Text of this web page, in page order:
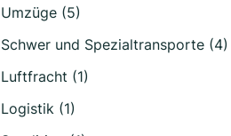
Umzüge (5)
Schwer und Spezialtransporte (4)
Luftfracht (1)
Logistik (1)